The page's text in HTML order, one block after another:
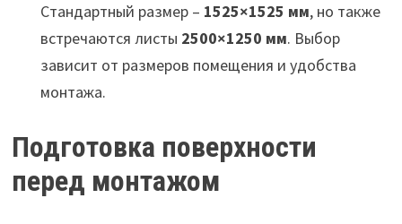
Стандартный размер – 1525×1525 мм, но также
встречаются листы 2500×1250 мм. Выбор
зависит от размеров помещения и удобства
монтажа.
Подготовка поверхности
перед монтажом